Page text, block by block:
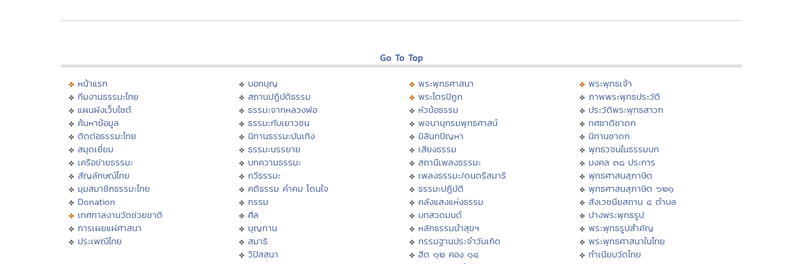
Go To Top
หน้าแรก
ทีมงานธรรมะไทย
แผนผังเว็บไซต์
ค้นหาข้อมูล
ติดต่อธรรมะไทย
สมุดเยี่ยม
เครือข่ายธรรมะ
สัญลักษณ์ไทย
มุมสมาชิกธรรมะไทย
Donation
เทศกาลงานวัดช่วยชาติ
การเผยแผ่ศาสนา
ประเพณีไทย
บอกบุญ
สถานปฏิบัติธรรม
ธรรมะจากหลวงพ่อ
ธรรมะกับเยาวชน
นิทานธรรมะบันเทิง
ธรรมะบรรยาย
บทความธรรมะ
กวีธรรมะ
คติธรรม คำคม โดนใจ
กรรม
ศีล
บุญทาน
สมาธิ
วิปัสสนา
พระพุทธศาสนา
พระไตรปิฏก
หัวข้อธรรม
พจนานุกรมพุทธศาสน์
มิลินทปัญหา
เสียงธรรม
สถานีเพลงธรรมะ
เพลงธรรมะ/ดนตรีสมาธิ
ธรรมะปฏิบัติ
คลังแสงแห่งธรรม
บทสวดมนต์
หลักธรรมนำสุขฯ
กรรมฐานประจำวันเกิด
ฮีต ๑๒ คอง ๑๔
พระพุทธเจ้า
ภาพพระพุทธประวัติ
ประวัติพระพุทธสาวก
ทศชาติชาดก
นิทานชาดก
พุทธวจนในธรรมบท
มงคล ๓๘ ประการ
พุทธศาสนสุภาษิต
พุทธศาสนสุภาษิต ๖๒๑
สังเวชนียสถาน ๔ ตำบล
ปางพระพุทธรูป
พระพุทธรูปสำคัญ
พระพุทธศาสนาในไทย
ทำเนียบวัดไทย